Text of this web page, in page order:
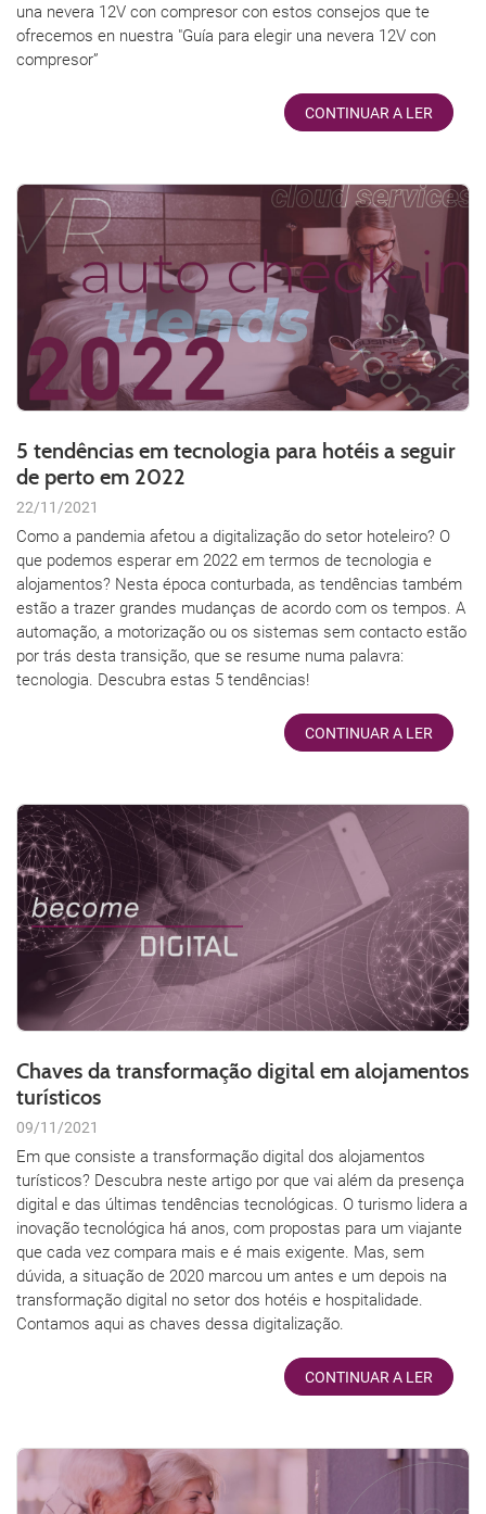
una nevera 12V con compresor con estos consejos que te
ofrecemos en nuestra "Guía para elegir una nevera 12V con
compresor”
CONTINUAR A LER
5 tendências em tecnologia para hotéis a seguir
de perto em 2022
22/11/2021
Como a pandemia afetou a digitalização do setor hoteleiro? O
que podemos esperar em 2022 em termos de tecnologia e
alojamentos? Nesta época conturbada, as tendências também
estão a trazer grandes mudanças de acordo com os tempos. A
automação, a motorização ou os sistemas sem contacto estão
por trás desta transição, que se resume numa palavra:
tecnologia. Descubra estas 5 tendências!
CONTINUAR A LER
Chaves da transformação digital em alojamentos
turísticos
09/11/2021
Em que consiste a transformação digital dos alojamentos
turísticos? Descubra neste artigo por que vai além da presença
digital e das últimas tendências tecnológicas. O turismo lidera a
inovação tecnológica há anos, com propostas para um viajante
que cada vez compara mais e é mais exigente. Mas, sem
dúvida, a situação de 2020 marcou um antes e um depois na
transformação digital no setor dos hotéis e hospitalidade.
Contamos aqui as chaves dessa digitalização.
CONTINUAR A LER